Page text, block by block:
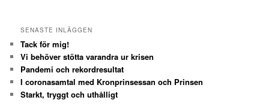
SENASTE INLÄGGEN
Tack för mig!
Vi behöver stötta varandra ur krisen
Pandemi och rekordresultat
I coronasamtal med Kronprinsessan och Prinsen
Starkt, tryggt och uthålligt